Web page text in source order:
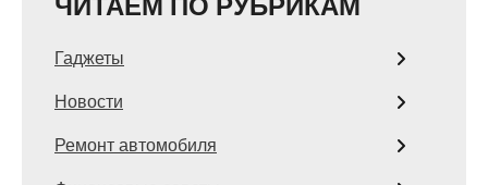
Гаджеты
Новости
Ремонт автомобиля